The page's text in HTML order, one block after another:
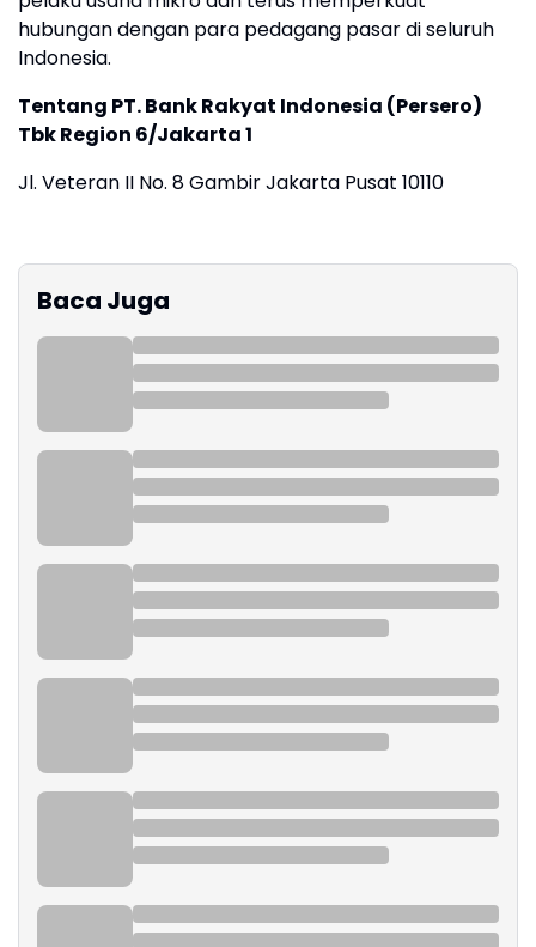
hubungan dengan para pedagang pasar di seluruh
Indonesia.
Tentang PT. Bank Rakyat Indonesia (Persero)
Tbk Region 6/Jakarta 1
Jl. Veteran II No. 8 Gambir Jakarta Pusat 10110
Baca Juga